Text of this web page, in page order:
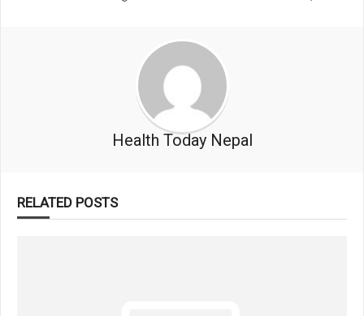
Health Today Nepal
RELATED POSTS